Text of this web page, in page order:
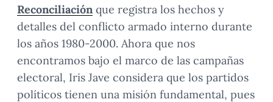
Reconciliación que registra los hechos y
detalles del conflicto armado interno durante
los años 1980-2000. Ahora que nos
encontramos bajo el marco de las campañas
electoral, Iris Jave considera que los partidos
políticos tienen una misión fundamental, pues